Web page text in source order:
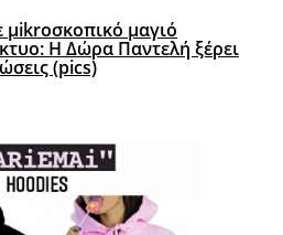
μαγιό
Η Δώρα Παντελή ξέρει
(pics)